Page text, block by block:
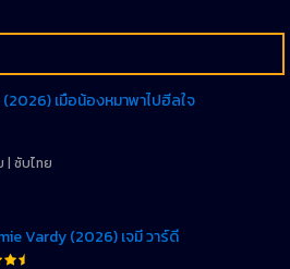
เมื่อน้องหมาพาไปฮีลใจ
| ซับไทย
Vardy (2026) เจมี่ วาร์ดี้